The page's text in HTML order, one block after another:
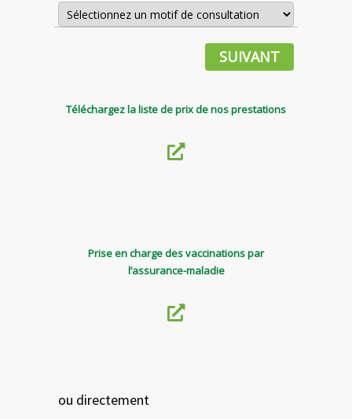
SUIVANT
Téléchargez la liste de prix de nos prestations
Prise en charge des vaccinations par
l’assurance-maladie
ou directement